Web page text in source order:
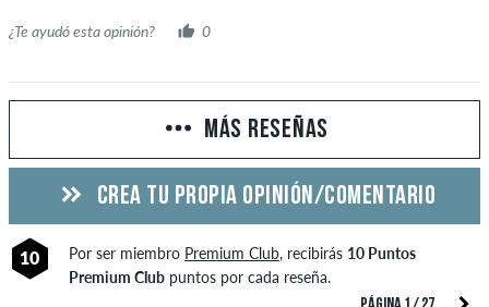
¿Te ayudó esta opinión? 0
MÁS RESEÑAS
CREA TU PROPIA OPINIÓN/COMENTARIO
10 Por ser miembro Premium Club, recibirás 10 Puntos
Premium Clubpuntos por cada reseña.